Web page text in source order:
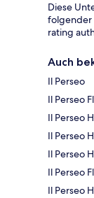
Diese
folgender
rating
Auch
Il Perseo
Il Perseo
Il Perseo
Il Perseo
Il Perseo
Il Perseo
Il Perseo